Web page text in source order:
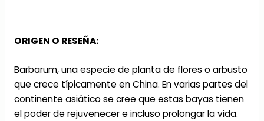
ORIGEN O RESEÑA:
Barbarum, una especie de planta de flores o arbusto
que crece típicamente en China. En varias partes del
continente asiático se cree que estas bayas tienen
el poder de rejuvenecer e incluso prolongar la vida.